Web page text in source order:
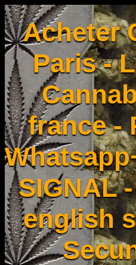
Acheter
Paris -
france -
SIGNAL
english